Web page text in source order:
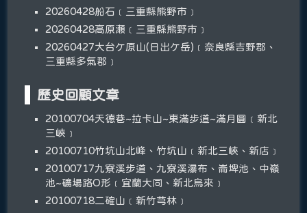
20260428船石﹝三重縣熊野市﹞
20260428高原瀬﹝三重縣熊野市﹞
20260427大台ケ原山(日出ケ岳)﹝奈良縣吉野郡、
三重縣多氣郡﹞
歷史回顧文章
20100704天德巷~拉卡山~東滿步道~滿月圓﹝新北
三峽﹞
20100710竹坑山北峰、竹坑山﹝新北三峽、新店﹞
20100717九寮溪步道、九寮溪瀑布、崙埤池、中嶺
池~礦場路O形﹝宜蘭大同、新北烏來﹞
20100718二確山﹝新竹芎林﹞